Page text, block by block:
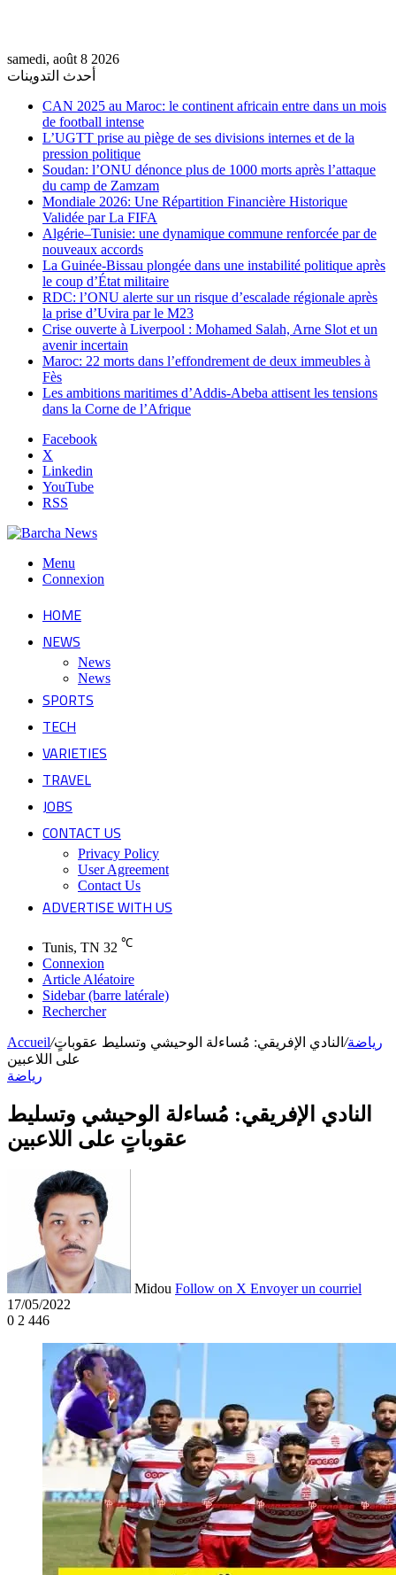
samedi, août 8 2026
أحدث التدوينات
CAN 2025 au Maroc: le continent africain entre dans un mois
de football intense
L’UGTT prise au piège de ses divisions internes et de la
pression politique
Soudan: l’ONU dénonce plus de 1000 morts après l’attaque
du camp de Zamzam
Mondiale 2026: Une Répartition Financière Historique
Validée par La FIFA
Algérie–Tunisie: une dynamique commune renforcée par de
nouveaux accords
La Guinée-Bissau plongée dans une instabilité politique après
le coup d’État militaire
RDC: l’ONU alerte sur un risque d’escalade régionale après
la prise d’Uvira par le M23
Crise ouverte à Liverpool : Mohamed Salah, Arne Slot et un
avenir incertain
Maroc: 22 morts dans l’effondrement de deux immeubles à
Fès
Les ambitions maritimes d’Addis-Abeba attisent les tensions
dans la Corne de l’Afrique
Facebook
X
Linkedin
YouTube
RSS
Menu
Connexion
HOME
NEWS
News
News
SPORTS
TECH
VARIETIES
TRAVEL
JOBS
CONTACT US
Privacy Policy
User Agreement
Contact Us
ADVERTISE WITH US
Tunis, TN 32 ℃
Connexion
Article Aléatoire
Sidebar (barre latérale)
Rechercher
Accueil/ رياضة/ النادي الإفريقي: مُساءلة الوحيشي وتسليط عقوباتٍ
على اللاعبين
رياضة
النادي الإفريقي: مُساءلة الوحيشي وتسليط
عقوباتٍ على اللاعبين
Midou Follow on X Envoyer un courriel
17/05/2022
0 2 446